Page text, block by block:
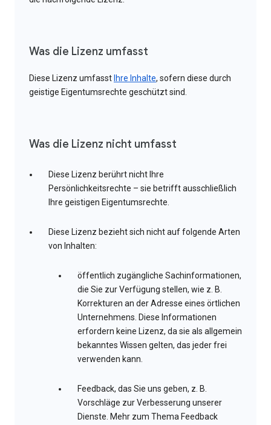
Was die Lizenz umfasst
Diese Lizenz umfasst Ihre Inhalte, sofern diese durch
geistige Eigentumsrechte geschützt sind.
Was die Lizenz nicht umfasst
Diese Lizenz berührt nicht Ihre
Persönlichkeitsrechte – sie betrifft ausschließlich
Ihre geistigen Eigentumsrechte.
Diese Lizenz bezieht sich nicht auf folgende Arten
von Inhalten:
öffentlich zugängliche Sachinformationen,
die Sie zur Verfügung stellen, wie z. B.
Korrekturen an der Adresse eines örtlichen
Unternehmens. Diese Informationen
erfordern keine Lizenz, da sie als allgemein
bekanntes Wissen gelten, das jeder frei
verwenden kann.
Feedback, das Sie uns geben, z. B.
Vorschläge zur Verbesserung unserer
Dienste. Mehr zum Thema Feedback